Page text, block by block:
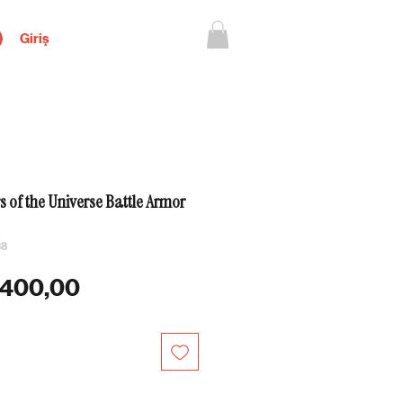
Giriş
of the Universe Battle Armor
Fiyatİndirimli Fiyat